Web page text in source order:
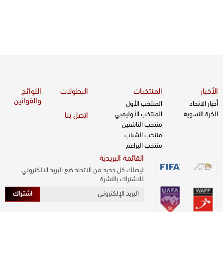
الأخبار
أخبار الاتحاد
الكرة النسوية
المنتخبات
المنتخب الأول
المنتخب الأوليمبي
منتخب الناشئين
منتخب الشباب
منتخب البراعم
البطولات
اللوائح
والقوانين
اتصل بنا
القائمة البريدية
ليصلك كل جديد من الاتحاد ضع البريد الالكتروني
للاشتراك بالنشرة
اشتراك